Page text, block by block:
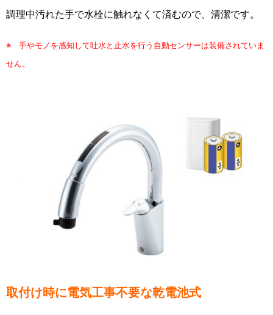
調理中汚れた手で水栓に触れなくて済むので、清潔です。
※ 手やモノを感知して吐水と止水を行う自動センサーは装備されていま
せん。
取付け時に電気工事不要な乾電池式